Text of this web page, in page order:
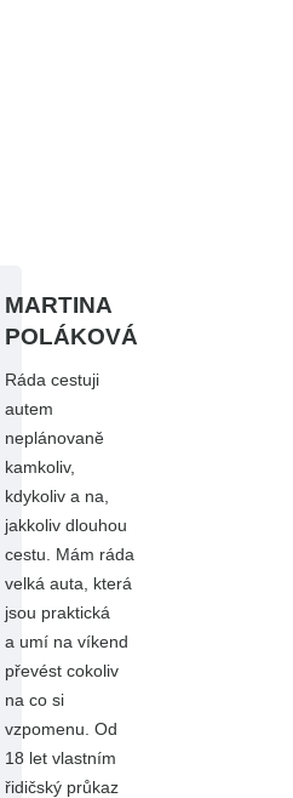
MARTINA
POLÁKOVÁ
Ráda cestuji
autem
neplánovaně
kamkoliv,
kdykoliv a na,
jakkoliv dlouhou
cestu. Mám ráda
velká auta, která
jsou praktická
a umí na víkend
převést cokoliv
na co si
vzpomenu. Od
18 let vlastním
řidičský průkaz